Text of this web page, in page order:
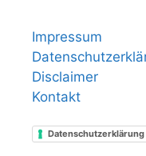
Impressum
Disclaimer
Kontakt
Datenschutzerklärung